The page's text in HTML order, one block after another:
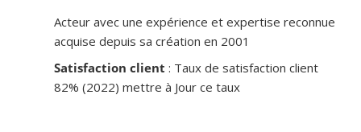
Acteur avec une expérience et expertise reconnue
acquise depuis sa création en 2001
Satisfaction client: Taux de satisfaction client
82% (2022) mettre à Jour ce taux